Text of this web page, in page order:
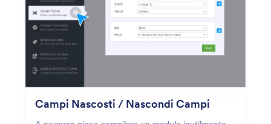
Campi Nascosti / Nascondi Campi